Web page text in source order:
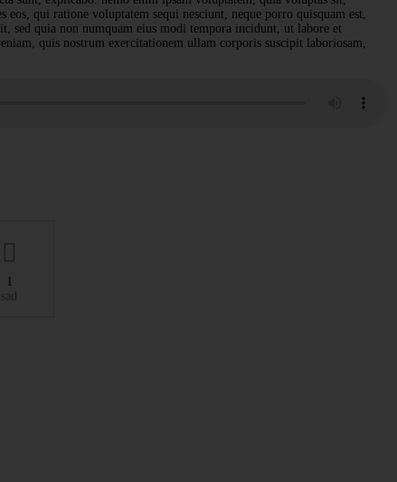
qui ratione voluptatem sequi nesciunt, neque porro quisquam est,
sed quia non numquam eius modi tempora incidunt, ut labore et
quis nostrum exercitationem ullam corporis suscipit laboriosam,
1
sad